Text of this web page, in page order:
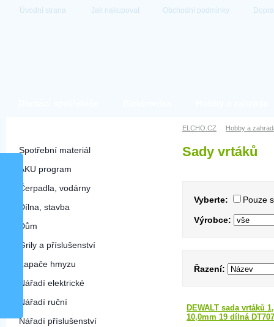
Úvodní strana Jak nakupovat Obchodní podmínky
Spotřební materiál
AKU program
Čerpadla, vodárny
Dílna, stavba
Dům
Grily a příslušenství
Lapače hmyzu
Nářadí elektrické
Nářadí ruční
Nářadí příslušenství
ELCHO.CZ Hobby a
Sady vrtáků
Vyberte: Pouze
Výrobce:
Řazení:
DEWALT sada vrtáků
10,0mm 19 dílná